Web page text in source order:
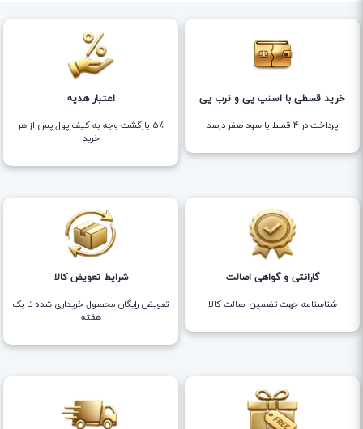
خرید قسطی با اسنپ پی و ترب پی
پرداخت در 4 قسط با سود صفر درصد
اعتبار هدیه
5٪ بازگشت وجه به کیف پول پس از هر
خرید
گارانتی و گواهی اصالت
شناسنامه جهت تضمین اصالت کالا
شرایط تعویض کالا
تعویض رایگان محصول خریداری شده تا یک
هفته